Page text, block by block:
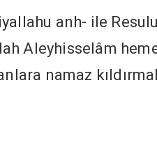
anh- ile
Aleyhisselâm
namaz